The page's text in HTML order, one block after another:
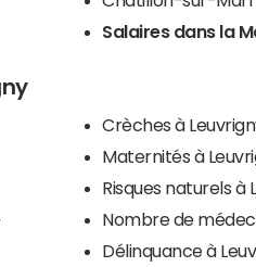
Salaires dans la
Crèches à
Maternités à
Risques naturels à
Nombre de
Délinquance à